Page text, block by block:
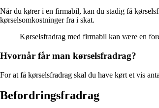
Når du kører i en firmabil, kan du stadig få
kørselsomkostninger fra i skat.
Kørselsfradrag med firmabil kan være en
Hvornår får man kørselsfradrag?
For at få kørselsfradrag skal du have kørt et vis
Befordringsfradrag